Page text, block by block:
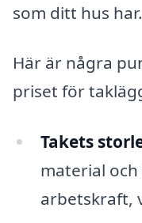
som ditt hus har.
Här är några
priset för
Takets
material
arbetskraft,